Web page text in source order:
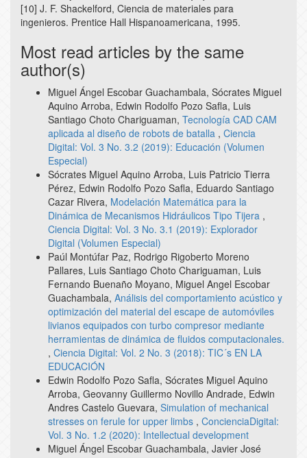
[10] J. F. Shackelford, Ciencia de materiales para
ingenieros. Prentice Hall Hispanoamericana, 1995.
Most read articles by the same
author(s)
Miguel Ángel Escobar Guachambala, Sócrates Miguel
Aquino Arroba, Edwin Rodolfo Pozo Safla, Luis
Santiago Choto Chariguaman, Tecnología CAD CAM
aplicada al diseño de robots de batalla , Ciencia
Digital: Vol. 3 No. 3.2 (2019): Educación (Volumen
Especial)
Sócrates Miguel Aquino Arroba, Luis Patricio Tierra
Pérez, Edwin Rodolfo Pozo Safla, Eduardo Santiago
Cazar Rivera, Modelación Matemática para la
Dinámica de Mecanismos Hidráulicos Tipo Tijera ,
Ciencia Digital: Vol. 3 No. 3.1 (2019): Explorador
Digital (Volumen Especial)
Paúl Montúfar Paz, Rodrigo Rigoberto Moreno
Pallares, Luis Santiago Choto Chariguaman, Luis
Fernando Buenaño Moyano, Miguel Angel Escobar
Guachambala, Análisis del comportamiento acústico y
optimización del material del escape de automóviles
livianos equipados con turbo compresor mediante
herramientas de dinámica de fluidos computacionales.
, Ciencia Digital: Vol. 2 No. 3 (2018): TIC´s EN LA
EDUCACIÓN
Edwin Rodolfo Pozo Safla, Sócrates Miguel Aquino
Arroba, Geovanny Guillermo Novillo Andrade, Edwin
Andres Castelo Guevara, Simulation of mechanical
stresses on ferule for upper limbs , ConcienciaDigital:
Vol. 3 No. 1.2 (2020): Intellectual development
Miguel Ángel Escobar Guachambala, Javier José